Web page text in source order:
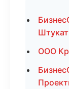
ООО